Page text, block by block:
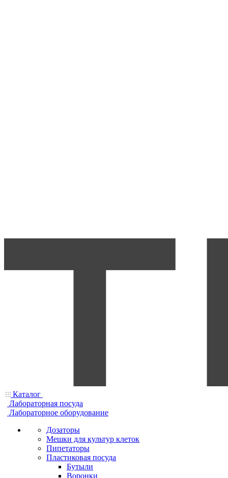
Каталог
Лабораторная посуда
Лабораторное оборудование
Дозаторы
Мешки для культур клеток
Пипетаторы
Пластиковая посуда
Бутыли
Воронки